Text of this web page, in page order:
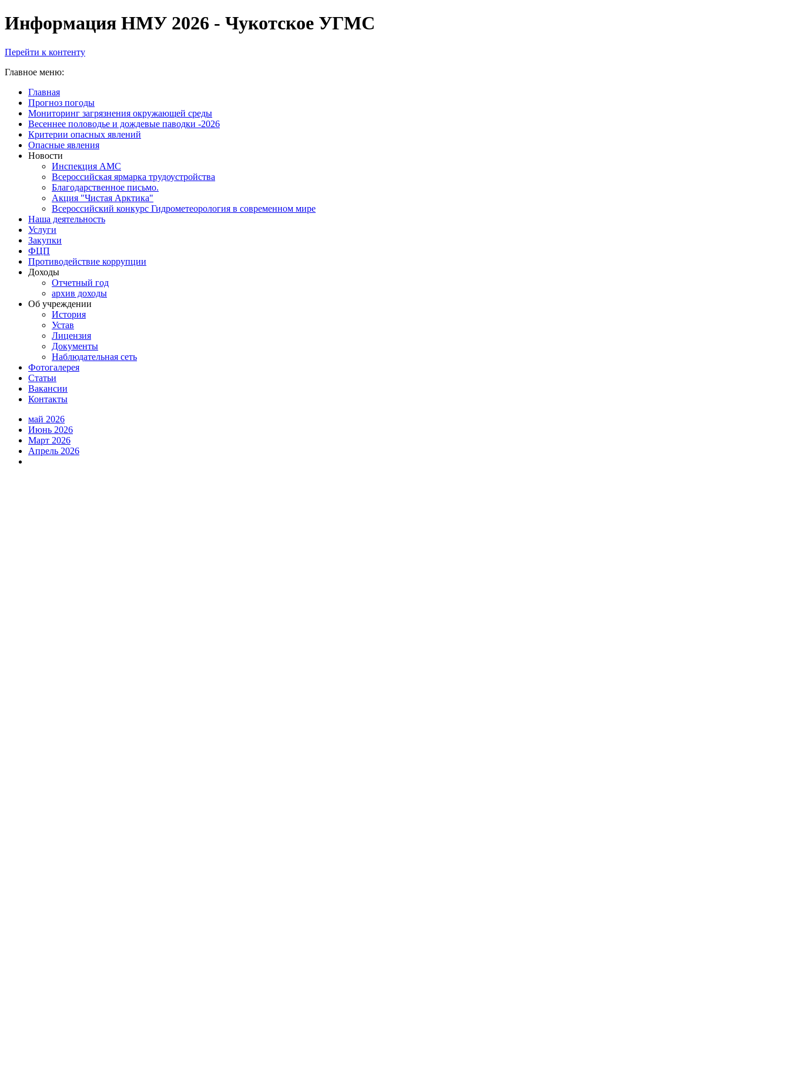
Информация НМУ 2026 - Чукотское УГМС
Перейти к контенту
Главное меню:
Главная
Прогноз погоды
Мониторинг загрязнения окружающей среды
Весеннее половодье и дождевые паводки -2026
Критерии опасных явлений
Опасные явления
Новости
Инспекция АМС
Всероссийская ярмарка трудоустройства
Благодарственное письмо.
Акция "Чистая Арктика"
Всероссийский конкурс Гидрометеорология в современном мире
Наша деятельность
Услуги
Закупки
ФЦП
Противодействие коррупции
Доходы
Отчетный год
архив доходы
Об учреждении
История
Устав
Лицензия
Документы
Наблюдательная сеть
Фотогалерея
Статьи
Вакансии
Контакты
май 2026
Июнь 2026
Март 2026
Апрель 2026